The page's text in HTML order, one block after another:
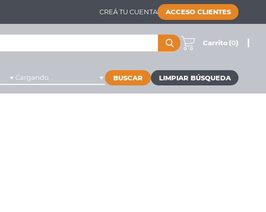
CREÁ TU CUENTA ACCESO CLIENTES
Carrito (0)
Cargando... BUSCAR